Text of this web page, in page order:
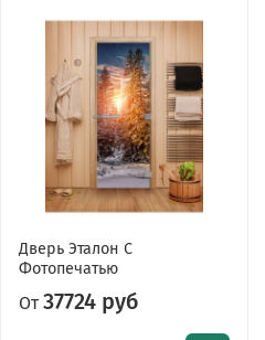
Дверь Эталон С
Фотопечатью
От 37724 руб